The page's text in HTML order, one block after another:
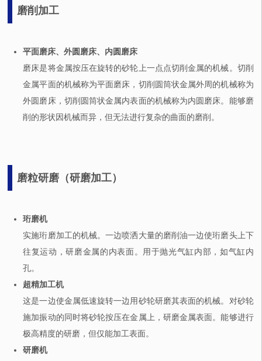
磨削加工
平面磨床、外圆磨床、内圆磨床
磨床是将金属按压在旋转的砂轮上一点点切削金属的机械。切削
金属平面的机械称为平面磨床，切削圆筒状金属外周的机械称为
外圆磨床，切削圆筒状金属内表面的机械称为内圆磨床。能够磨
削的形状因机械而异，但无法进行复杂的曲面的磨削。
磨粒研磨（研磨加工）
珩磨机
实施珩磨加工的机械。一边喷洒大量的磨削油一边使珩磨头上下
往复运动，研磨金属的内表面。用于抛光气缸内部，如气缸内
孔。
超精加工机
这是一边使金属低速旋转一边用砂轮研磨其表面的机械。对砂轮
施加振动的同时将砂轮按压在金属上，研磨金属表面。能够进行
极高精度的研磨，但仅能加工表面。
研磨机